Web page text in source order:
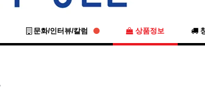
문화/인터뷰/칼럼 상품정보